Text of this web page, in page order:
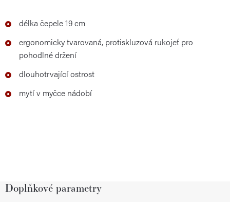
délka čepele 19 cm
ergonomicky tvarovaná, protiskluzová rukojeť pro
pohodlné držení
dlouhotrvající ostrost
mytí v myčce nádobí
Doplňkové parametry